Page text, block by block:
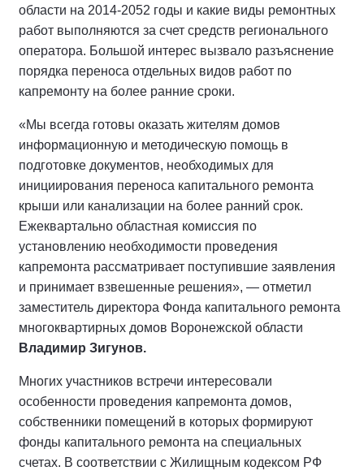
области на 2014-2052 годы и какие виды ремонтных
работ выполняются за счет средств регионального
оператора. Большой интерес вызвало разъяснение
порядка переноса отдельных видов работ по
капремонту на более ранние сроки.
«Мы всегда готовы оказать жителям домов
информационную и методическую помощь в
подготовке документов, необходимых для
инициирования переноса капитального ремонта
крыши или канализации на более ранний срок.
Ежеквартально областная комиссия по
установлению необходимости проведения
капремонта рассматривает поступившие заявления
и принимает взвешенные решения», — отметил
заместитель директора Фонда капитального ремонта
многоквартирных домов Воронежской области
Владимир Зигунов.
Многих участников встречи интересовали
особенности проведения капремонта домов,
собственники помещений в которых формируют
фонды капитального ремонта на специальных
счетах. В соответствии с Жилищным кодексом РФ